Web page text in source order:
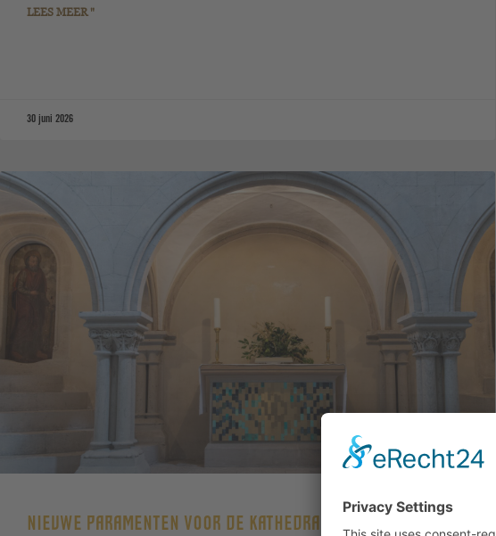
LEES MEER "
30 juni 2026
NIEUWE PARAMENTEN VOOR DE KATHEDRAAL VAN NAUMBURG